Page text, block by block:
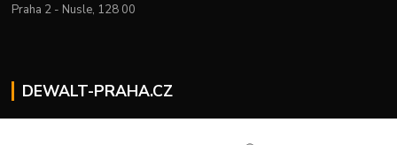
Praha 2 - Nusle, 128 00
DEWALT-PRAHA.CZ